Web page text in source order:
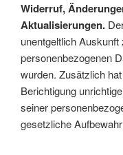
Widerruf,
Aktualisierungen.
unentgeltlich
personenbezogenen
wurden. Zusätzlich
Berichtigung
seiner
gesetzliche